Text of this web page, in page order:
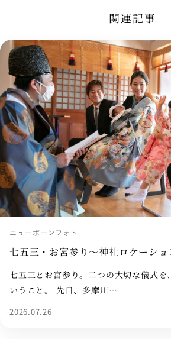
関連記事
ニューボーンフォト
七五三・お宮参り〜神社ロケーショ
七五三とお宮参り。二つの大切な儀式を
いうこと。 先日、多摩川…
2026.07.26